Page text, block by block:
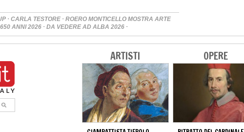
· CARLA TESTORE · ROERO MONTICELLO MOSTRA ARTE
ANNI 2026 · DA VEDERE AD ALBA 2026 ·
ARTISTI OPERE